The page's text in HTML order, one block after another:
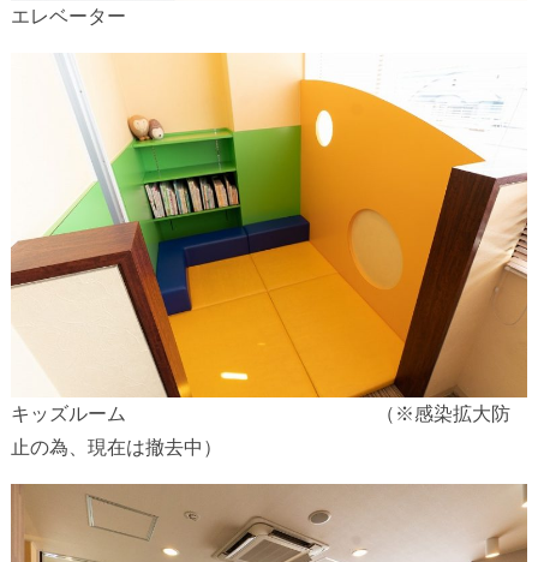
エレベーター
キッズルーム （※感染拡大防
止の為、現在は撤去中）